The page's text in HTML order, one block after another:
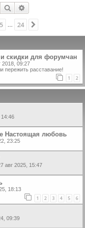
Поиск
24
5 24
скидки для форумчан
2018, 09:27
пережить расставание!
1 2
14:46
Настоящая любовь
23:25
авг 2025, 15:47
18:13
1 2 3 4 5 6
09:39